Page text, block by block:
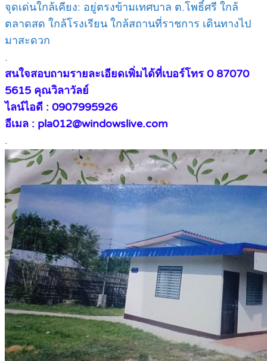
จุดเด่นใกล้เคียง: อยู่ตรงข้ามเทศบาล ต.โพธิ์ศรี ใกล้
ตลาดสด ใกล้โรงเรียน ใกล้สถานที่ราชการ เดินทางไป
มาสะดวก
.
สนใจสอบถามรายละเอียดเพิ่มได้ที่เบอร์โทร 0 87070
5615 คุณวิลาวัลย์
ไลน์ไอดี : 0907995926
อีเมล : pla012@windowslive.com
.